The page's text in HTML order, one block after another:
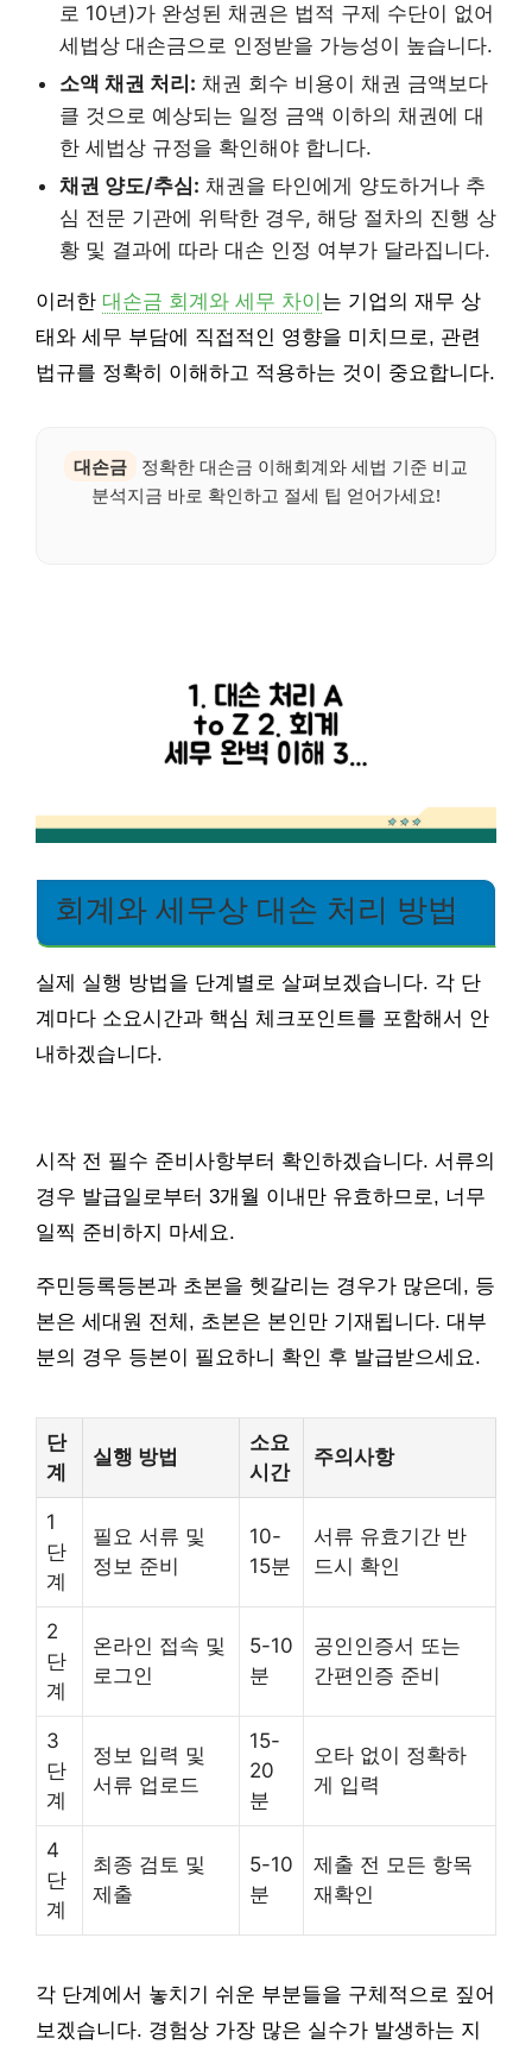
로 10년)가 완성된 채권은 법적 구제 수단이 없어
세법상 대손금으로 인정받을 가능성이 높습니다.
소액 채권 처리: 채권 회수 비용이 채권 금액보다
클 것으로 예상되는 일정 금액 이하의 채권에 대
한 세법상 규정을 확인해야 합니다.
채권 양도/추심: 채권을 타인에게 양도하거나 추
심 전문 기관에 위탁한 경우, 해당 절차의 진행 상
황 및 결과에 따라 대손 인정 여부가 달라집니다.
이러한 대손금 회계와 세무 차이 는 기업의 재무 상
태와 세무 부담에 직접적인 영향을 미치므로, 관련
법규를 정확히 이해하고 적용하는 것이 중요합니다.
대손금
정확한 대손금 이해회계와 세법 기준 비교
분석지금 바로 확인하고 절세 팁 얻어가세요!
회계와 세무상 대손 처리 방법
실제 실행 방법을 단계별로 살펴보겠습니다. 각 단
계마다 소요시간과 핵심 체크포인트를 포함해서 안
내하겠습니다.
시작 전 필수 준비사항부터 확인하겠습니다. 서류의
경우 발급일로부터 3개월 이내만 유효하므로, 너무
일찍 준비하지 마세요.
주민등록등본과 초본을 헷갈리는 경우가 많은데, 등
본은 세대원 전체, 초본은 본인만 기재됩니다. 대부
분의 경우 등본이 필요하니 확인 후 발급받으세요.
단
계
실행 방법
소요
시간
주의사항
1
단
계
필요 서류 및
정보 준비
10-
15분
서류 유효기간 반
드시 확인
2
단
계
온라인 접속 및
로그인
5-10
분
공인인증서 또는
간편인증 준비
3
단
계
정보 입력 및
서류 업로드
15-
20
분
오타 없이 정확하
게 입력
4
단
계
최종 검토 및
제출
5-10
분
제출 전 모든 항목
재확인
각 단계에서 놓치기 쉬운 부분들을 구체적으로 짚어
보겠습니다. 경험상 가장 많은 실수가 발생하는 지